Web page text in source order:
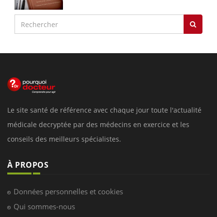
Le site santé de référence avec chaque jour toute l'actualité
médicale decryptée par des médecins en exercice et les
conseils des meilleurs spécialistes.
À PROPOS
Données personnelles et cookies
Qui sommes-nous